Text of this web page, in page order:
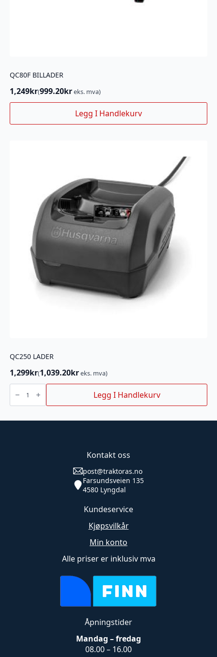
QC80F BILLADER
1,249kr(999.20kreks. mva)
Legg I Handlekurv
QC250 LADER
1,299kr(1,039.20kreks. mva)
QC250
LADER
antall Legg I Handlekurv
Kontakt oss
post@traktoras.no
Farsundsveien 135
4580 Lyngdal
Kundeservice
Kjøpsvilkår
Min konto
Alle priser er inklusiv mva
Åpningstider
Mandag – fredag
08.00 – 16.00